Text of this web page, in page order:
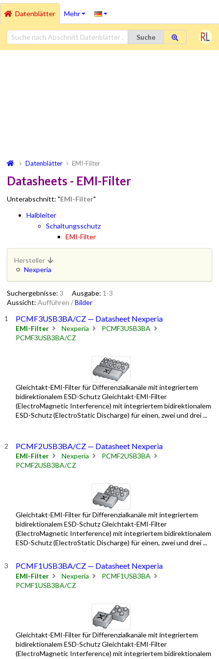
Datenblätter Mehr
Suche
Datenblätter EMI-Filter
Datasheets - EMI-Filter
Unterabschnitt: "EMI-Filter"
Halbleiter
Schaltungsschutz
EMI-Filter
Hersteller
Nexperia
Suchergebnisse: 3 Ausgabe: 1-3
Aussicht: Aufführen /Bilder
PCMF3USB3BA/CZ — Datasheet Nexperia
EMI-Filter Nexperia
PCMF3USB3BA
PCMF3USB3BA/CZ
Gleichtakt-EMI-Filter für Differenzialkanäle mit integriertem
bidirektionalem ESD-Schutz Gleichtakt-EMI-Filter
(ElectroMagnetic Interference) mit integriertem bidirektionalem
ESD-Schutz (ElectroStatic Discharge) für einen, zwei und drei ...
PCMF2USB3BA/CZ — Datasheet Nexperia
EMI-Filter Nexperia
PCMF2USB3BA
PCMF2USB3BA/CZ
Gleichtakt-EMI-Filter für Differenzialkanäle mit integriertem
bidirektionalem ESD-Schutz Gleichtakt-EMI-Filter
(ElectroMagnetic Interference) mit integriertem bidirektionalem
ESD-Schutz (ElectroStatic Discharge) für einen, zwei und drei ...
PCMF1USB3BA/CZ — Datasheet Nexperia
EMI-Filter Nexperia
PCMF1USB3BA
PCMF1USB3BA/CZ
Gleichtakt-EMI-Filter für Differenzialkanäle mit integriertem
bidirektionalem ESD-Schutz Gleichtakt-EMI-Filter
(ElectroMagnetic Interference) mit integriertem bidirektionalem